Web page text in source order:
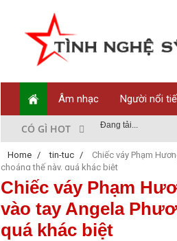
Âm nhạc Người nổi
CÓ GÌ HOT Đang tải...
Home / tin-tuc /
Chiếc váy Phạm
choáng thế này, quá khác biệt
Chiếc váy Phạm
vào tay Angela
quá khác biệt